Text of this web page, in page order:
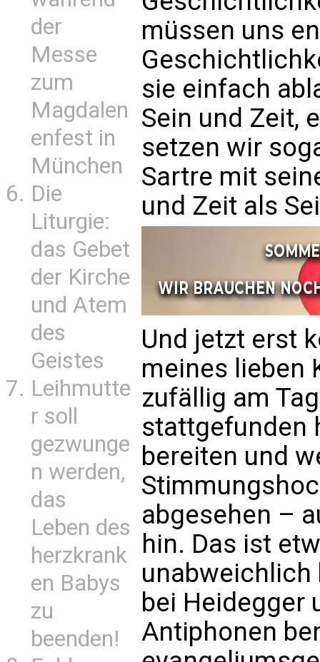
der
Messe
zum
Magdalen
enfest in
München
Die
Liturgie:
das Gebet
der Kirche
und Atem
des
Geistes
Leihmutte
r soll
gezwunge
n werden,
das
Leben des
herzkrank
en Babys
zu
beenden!
müssen uns
sie einfach
Sein und Zeit,
setzen wir
Sartre mit
und Zeit als
Und jetzt erst
meines lieben
zufällig am
stattgefunden
bereiten und
abgesehen –
hin. Das ist
unabweichlich
bei Heidegger
Antiphonen